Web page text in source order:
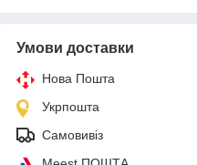
Умови доставки
Нова Пошта
Укрпошта
Самовивіз